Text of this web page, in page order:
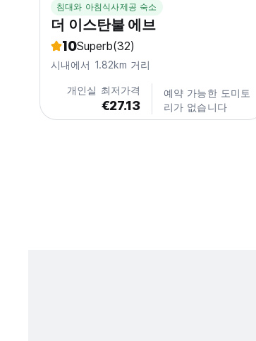
침대와 아침식사제공 숙소
더 이스탄불 에브
10Superb(32)
시내에서 1.82km 거리
개인실 최저가격
€27.13
예약 가능한 도미토
리가 없습니다